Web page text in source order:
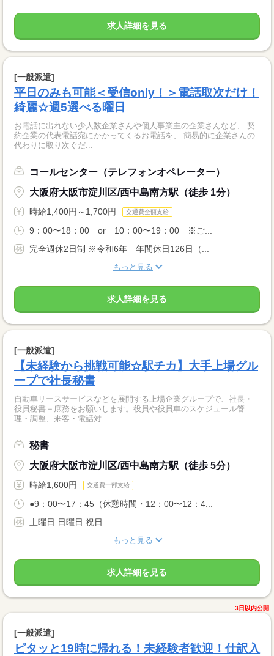
求人詳細を見る
[一般派遣]
平日のみも可能＜受信only！＞電話取次だけ！
綺麗☆週5選べる曜日
お電話に出れない少人数企業さんや個人事業主の企業さんなど、 契
約企業の代表電話宛にかかってくるお電話を、 簡易的に企業さんの
代わりに取り次ぐだ...
コールセンター（テレフォンオペレーター）
大阪府大阪市淀川区/西中島南方駅（徒歩 1分）
時給1,400円～1,700円 交通費全額支給
9：00〜18：00 or 10：00〜19：00 ※ご...
完全週休2日制 ※令和6年 年間休日126日（...
もっと見る
求人詳細を見る
[一般派遣]
【未経験から挑戦可能☆駅チカ】大手上場グル
ープで社長秘書
自動車リースサービスなどを展開する上場企業グループで、社長・
役員秘書＋庶務をお願いします。役員や役員車のスケジュール管
理・調整、来客・電話対...
秘書
大阪府大阪市淀川区/西中島南方駅（徒歩 5分）
時給1,600円 交通費一部支給
●9：00〜17：45（休憩時間・12：00〜12：4...
土曜日 日曜日 祝日
もっと見る
求人詳細を見る
3日以内公開
[一般派遣]
ピタッと19時に帰れる！未経験者歓迎！仕訳入